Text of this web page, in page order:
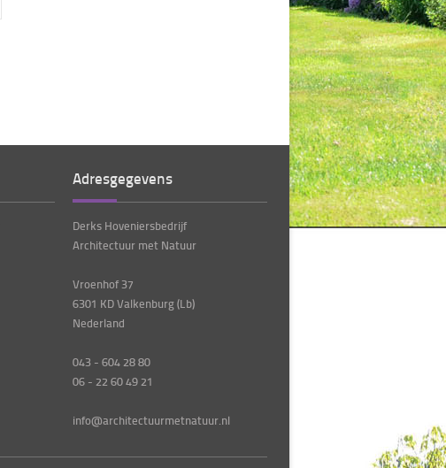
Adresgegevens
Derks Hoveniersbedrijf
Architectuur met Natuur
Vroenhof 37
6301 KD Valkenburg (Lb)
Nederland
043 - 604 28 80
06 - 22 60 49 21
info@architectuurmetnatuur.nl